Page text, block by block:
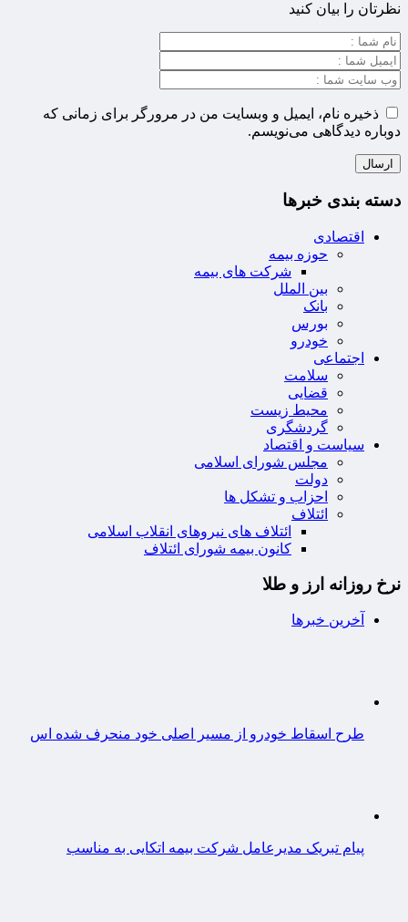
نظرتان را بیان کنید
ذخیره نام، ایمیل و وبسایت من در مرورگر برای زمانی که
دوباره دیدگاهی می‌نویسم.
دسته بندی خبرها
اقتصادی
حوزه بیمه
شرکت های بیمه
بین الملل
بانک
بورس
خودرو
اجتماعی
سلامت
قضایی
محیط زیست
گردشگری
سیاست و اقتصاد
مجلس شورای اسلامی
دولت
احزاب و تشکل ها
ائتلاف
ائتلاف های نیروهای انقلاب اسلامی
کانون بیمه شورای ائتلاف
نرخ روزانه ارز و طلا
آخرین خبرها
طرح اسقاط خودرو از مسیر اصلی خود منحرف شده اس
پیام تبریک مدیرعامل شرکت بیمه اتکایی به مناسب